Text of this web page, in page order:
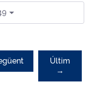
Últim
→